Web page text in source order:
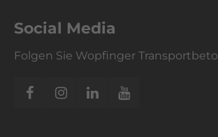
Social Media
Folgen Sie Wopfinger